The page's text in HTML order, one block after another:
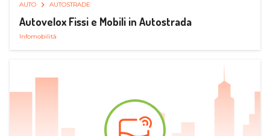
AUTO AUTOSTRADE
Autovelox Fissi e Mobili in Autostrada
Infomobilità